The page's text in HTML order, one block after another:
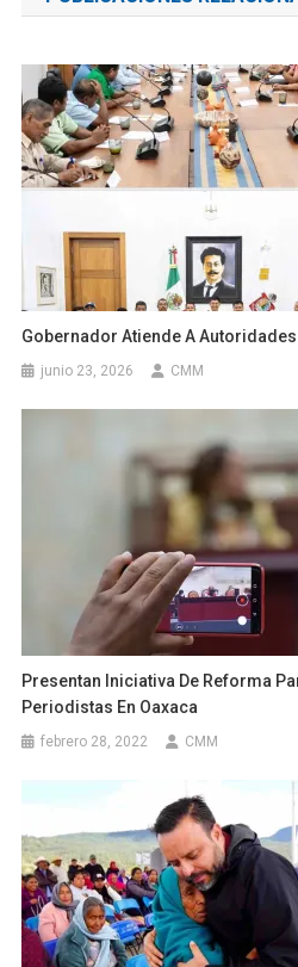
entradas
Gobernador Atiende A
junio 23, 2026 CMM
Presentan Iniciativa De Reforma
Periodistas En Oaxaca
febrero 28, 2022 CMM